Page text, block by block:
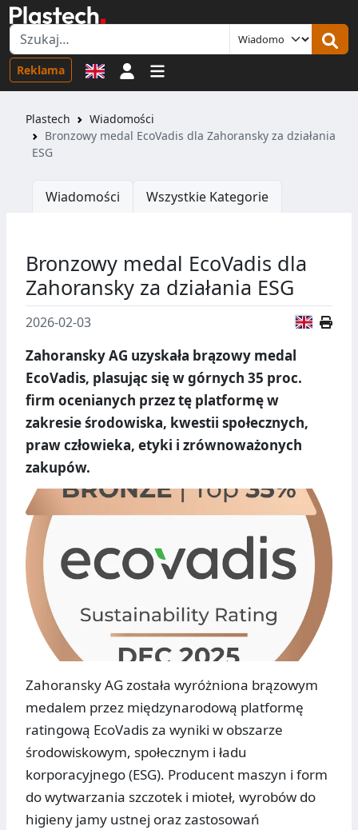
Reklama Logowanie
Plastech
Wiadomości
Bronzowy medal EcoVadis dla Zahoransky za działania
ESG
Wiadomości Wszystkie Kategorie
Bronzowy medal EcoVadis dla
Zahoransky za działania ESG
2026-02-03
Zahoransky AG uzyskała brązowy medal
EcoVadis, plasując się w górnych 35 proc.
firm ocenianych przez tę platformę w
zakresie środowiska, kwestii społecznych,
praw człowieka, etyki i zrównoważonych
zakupów.
Zahoransky AG została wyróżniona brązowym
medalem przez międzynarodową platformę
ratingową EcoVadis za wyniki w obszarze
środowiskowym, społecznym i ładu
korporacyjnego (ESG). Producent maszyn i form
do wytwarzania szczotek i mioteł, wyrobów do
higieny jamy ustnej oraz zastosowań